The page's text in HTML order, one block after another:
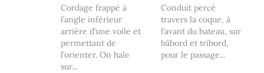
Cordage frappé à
l’angle inférieur
arrière d’une voile et
permettant de
l’orienter. On hale
sur...
Conduit percé
travers la coque, à
l’avant du bateau, sur
bâbord et tribord,
pour le passage...